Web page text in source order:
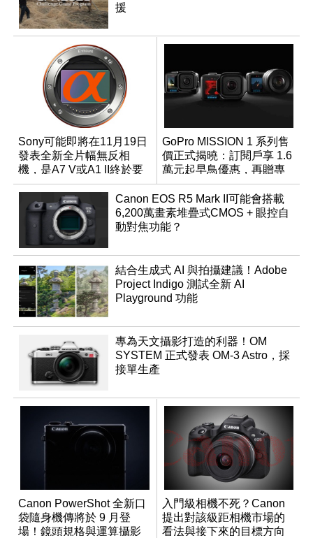
援
Sony可能即將在11月19日
發表全新全片幅無反相
機，是A7 V或A1 II終於要
現身了？
GoPro MISSION 1 系列售
價正式揭曉：訂閱戶享 1.6
萬元起早鳥優惠，再贈專
屬手把
Canon EOS R5 Mark II可能會搭載
6,200萬畫素堆疊式CMOS + 眼控自
動對焦功能？
結合生成式 AI 與拍攝建議！Adobe
Project Indigo 測試全新 AI
Playground 功能
專為天文攝影打造的利器！OM
SYSTEM 正式發表 OM-3 Astro，採
接單生產
Canon PowerShot 全新口
袋隨身機傳將於 9 月登
場！鏡頭規格與運算攝影
入門級相機不死？Canon
提出對該級距相機市場的
看法與接下來的目標方向